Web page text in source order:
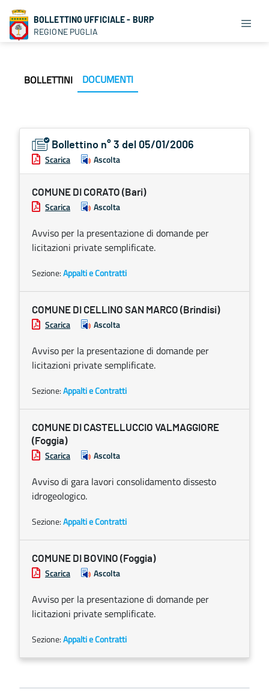
BOLLETTINO UFFICIALE - BURP
REGIONE PUGLIA
BOLLETTINI DOCUMENTI
Bollettino n° 3 del 05/01/2006
Scarica Ascolta
COMUNE DI CORATO (Bari)
Scarica Ascolta
Avviso per la presentazione di domande per
licitazioni private semplificate.
Sezione:Appalti e Contratti
COMUNE DI CELLINO SAN MARCO (Brindisi)
Scarica Ascolta
Avviso per la presentazione di domande per
licitazioni private semplificate.
Sezione:Appalti e Contratti
COMUNE DI CASTELLUCCIO VALMAGGIORE
(Foggia)
Scarica Ascolta
Avviso di gara lavori consolidamento dissesto
idrogeologico.
Sezione:Appalti e Contratti
COMUNE DI BOVINO (Foggia)
Scarica Ascolta
Avviso per la presentazione di domande per
licitazioni private semplificate.
Sezione:Appalti e Contratti